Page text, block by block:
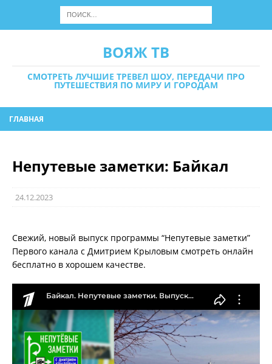
ВОЯЖ ТВ
СМОТРЕТЬ ЛУЧШИЕ ТРЕВЕЛ ШОУ, ПЕРЕДАЧИ ПРО
ПУТЕШЕСТВИЯ ПО МИРУ И ГОРОДАМ
ГЛАВНАЯ
Непутевые заметки: Байкал
24.12.2023
Свежий, новый выпуск программы “Непутевые заметки”
Первого канала с Дмитрием Крыловым смотреть онлайн
бесплатно в хорошем качестве.